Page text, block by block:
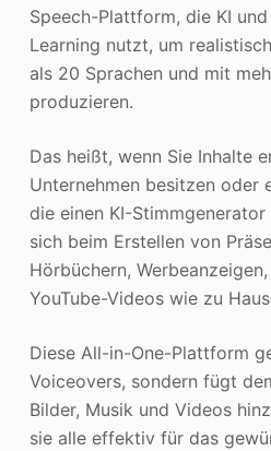
Speech-Plattform, die KI
Learning nutzt, um
als 20 Sprachen und mit
produzieren.
Das heißt, wenn Sie Inhalte
Unternehmen besitzen oder
die einen KI-
sich beim Erstellen von
Hörbüchern,
YouTube-Videos wie zu
Diese All-in-One-Plattform
Voiceovers, sondern fügt
Bilder, Musik und Videos
sie alle effektiv für das